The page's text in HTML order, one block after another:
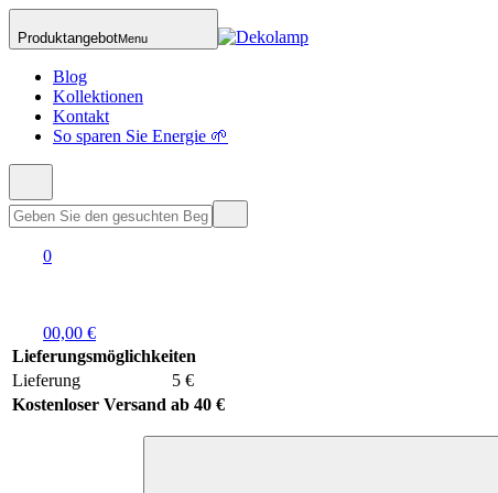
ProduktangebotMenu
Blog
Kollektionen
Kontakt
So sparen Sie Energie 🌱
0
00,00 €
Lieferungsmöglichkeiten
Lieferung
5 €
Kostenloser Versand ab 40 €